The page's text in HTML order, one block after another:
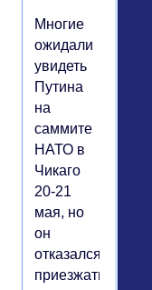
Многие
ожидали
увидеть
Путина
на
саммите
НАТО в
Чикаго
20-21
мая, но
он
отказался
приезжать